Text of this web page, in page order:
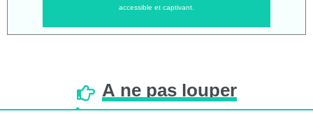
accessible et captivant.
À ne pas louper